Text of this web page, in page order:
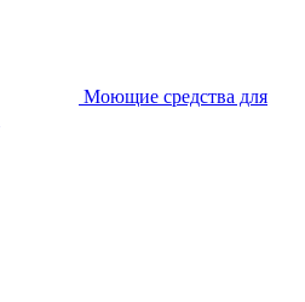
Моющие средства для